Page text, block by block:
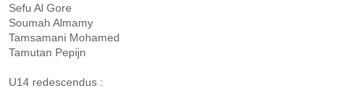
Sefu Al Gore
Soumah Almamy
Tamsamani Mohamed
Tamutan Pepijn
U14 redescendus :